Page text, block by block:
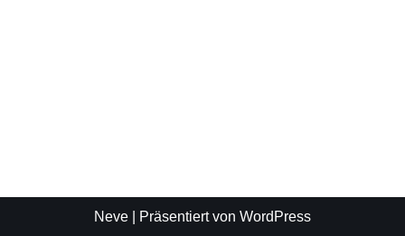
Neve | Präsentiert von WordPress